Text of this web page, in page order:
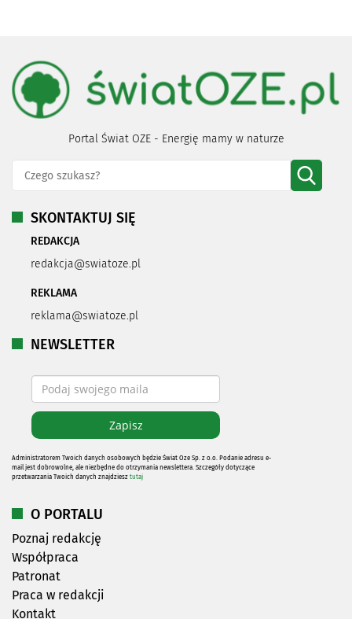
Portal Świat OZE - Energię mamy w naturze
SKONTAKTUJ SIĘ
REDAKCJA
redakcja@swiatoze.pl
REKLAMA
reklama@swiatoze.pl
NEWSLETTER
Administratorem Twoich danych osobowych będzie Świat Oze Sp. z o.o. Podanie adresu e-
mail jest dobrowolne, ale niezbędne do otrzymania newslettera. Szczegóły dotyczące
przetwarzania Twoich danych znajdziesz tutaj
O PORTALU
Poznaj redakcję
Współpraca
Patronat
Praca w redakcji
Kontakt